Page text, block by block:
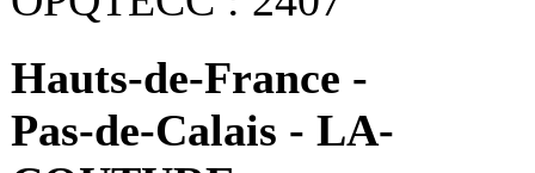
Hauts-de-France -
Pas-de-Calais - LA-